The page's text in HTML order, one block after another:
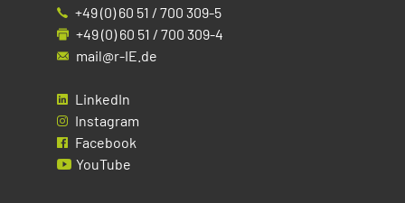
+49 (0) 60 51 / 700 309-5
+49 (0) 60 51 / 700 309-4
mail@r-IE.de
LinkedIn
Instagram
Facebook
YouTube